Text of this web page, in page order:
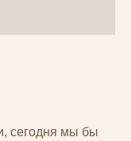
сегодня мы бы